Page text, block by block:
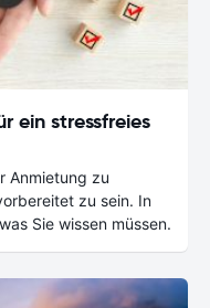
ein stressfreies
Anmietung zu
zu sein. In
Sie wissen müssen.